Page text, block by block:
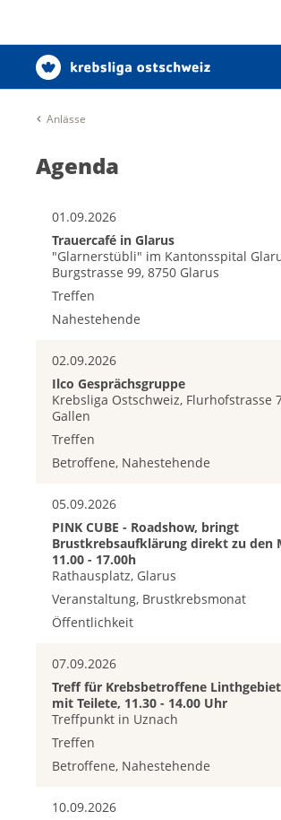
Anlässe
Agenda
01.09.2026
Trauercafé in Glarus
"Glarnerstübli" im Kantonsspital
Burgstrasse 99, 8750 Glarus
Treffen
Nahestehende
02.09.2026
Ilco Gesprächsgruppe
Krebsliga Ostschweiz, Flurhofstrasse
Gallen
Treffen
Betroffene, Nahestehende
05.09.2026
PINK CUBE - Roadshow, bringt
Brustkrebsaufklärung direkt zu den
11.00 - 17.00h
Rathausplatz, Glarus
Veranstaltung, Brustkrebsmonat
Öffentlichkeit
07.09.2026
Treff für Krebsbetroffene
mit Teilete, 11.30 - 14.00 Uhr
Treffpunkt in Uznach
Treffen
Betroffene, Nahestehende
10.09.2026